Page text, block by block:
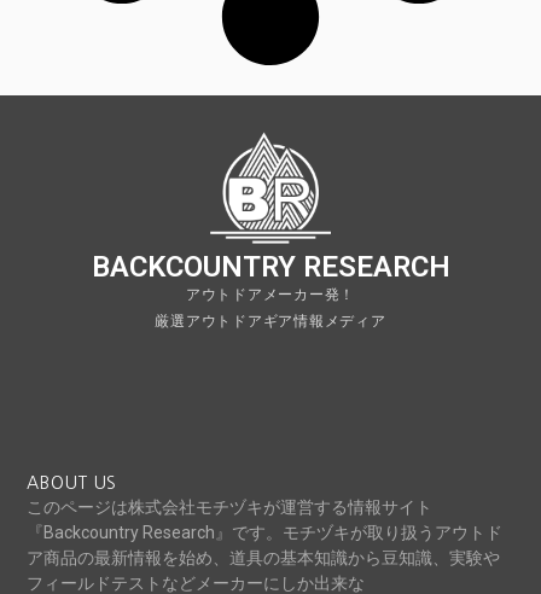
BACKCOUNTRY RESEARCH
アウトドアメーカー発！
厳選アウトドアギア情報メディア
ABOUT US
このページは株式会社モチヅキが運営する情報サイト
『Backcountry Research』です。モチヅキが取り扱うアウトド
ア商品の最新情報を始め、道具の基本知識から豆知識、実験や
フィールドテストなどメーカーにしか出来な